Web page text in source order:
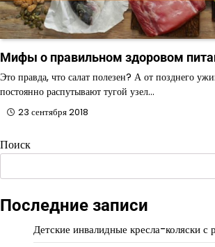
Мифы о правильном здоровом
Это правда, что салат полезен? А от позднего
постоянно распутывают тугой узел…
23 сентября 2018
Поиск
Последние записи
Детские инвалидные кресла-коляски